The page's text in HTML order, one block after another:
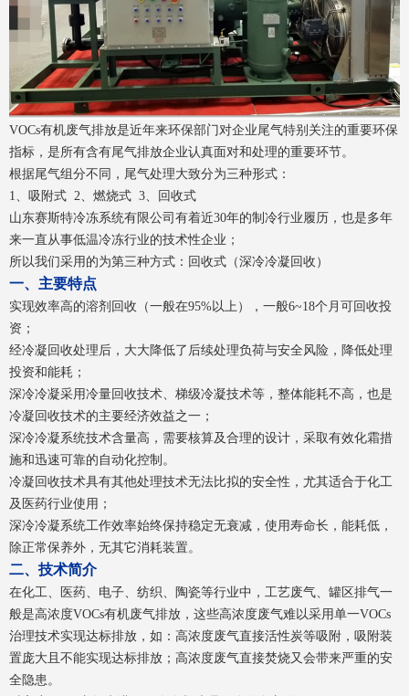
VOCs有机废气排放是近年来环保部门对企业尾气特别关注的重要环保
指标，是所有含有尾气排放企业认真面对和处理的重要环节。
根据尾气组分不同，尾气处理大致分为三种形式：
1、吸附式 2、燃烧式 3、回收式
山东赛斯特冷冻系统有限公司有着近30年的制冷行业履历，也是多年
来一直从事低温冷冻行业的技术性企业；
所以我们采用的为第三种方式：回收式（深冷冷凝回收）
一、主要特点
实现效率高的溶剂回收（一般在95%以上），一般6~18个月可回收投
资；
经冷凝回收处理后，大大降低了后续处理负荷与安全风险，降低处理
投资和能耗；
深冷冷凝采用冷量回收技术、梯级冷凝技术等，整体能耗不高，也是
冷凝回收技术的主要经济效益之一；
深冷冷凝系统技术含量高，需要核算及合理的设计，采取有效化霜措
施和迅速可靠的自动化控制。
冷凝回收技术具有其他处理技术无法比拟的安全性，尤其适合于化工
及医药行业使用；
深冷冷凝系统工作效率始终保持稳定无衰减，使用寿命长，能耗低，
除正常保养外，无其它消耗装置。
二、技术简介
在化工、医药、电子、纺织、陶瓷等行业中，工艺废气、罐区排气一
般是高浓度VOCs有机废气排放，这些高浓度废气难以采用单一VOCs
治理技术实现达标排放，如：高浓度废气直接活性炭等吸附，吸附装
置庞大且不能实现达标排放；高浓度废气直接焚烧又会带来严重的安
全隐患。